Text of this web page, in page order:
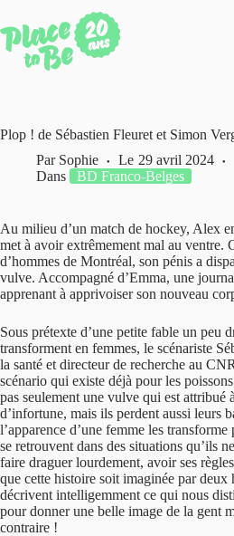
au
contenu
Plop ! de Sébastien Fleuret et Simon
Par Sophie Le 29 avril 2024
Dans
BD Franco-Belges
Au milieu d’un match de hockey, Alex
met à avoir extrêmement mal au ventre.
d’hommes de Montréal, son pénis a
vulve. Accompagné d’Emma, une
apprenant à apprivoiser son nouveau
Sous prétexte d’une petite fable un peu
transforment en femmes, le scénariste
la santé et directeur de recherche au
scénario qui existe déjà pour les
pas seulement une vulve qui est attribué
d’infortune, mais ils perdent aussi leurs
l’apparence d’une femme les
se retrouvent dans des situations qu’ils
faire draguer lourdement, avoir ses
que cette histoire soit imaginée par
décrivent intelligemment ce qui nous
pour donner une belle image de la gent
contraire !